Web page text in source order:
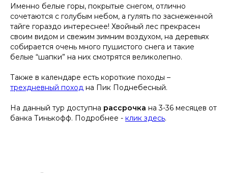
Именно белые горы, покрытые снегом, отлично
сочетаются с голубым небом, а гулять по заснеженной
тайге гораздо интереснее! Хвойный лес прекрасен
своим видом и свежим зимним воздухом, на деревьях
собирается очень много пушистого снега и такие
белые “шапки” на них смотрятся великолепно.
Также в календаре есть короткие походы –
трехдневный поход на Пик Поднебесный.
На данный тур доступна рассрочка на 3-36 месяцев от
банка Тинькофф. Подробнее - клик здесь.